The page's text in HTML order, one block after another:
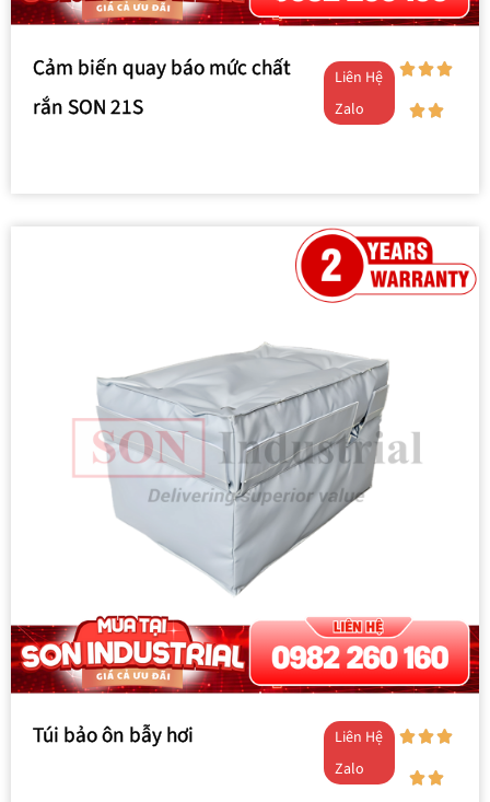
Cảm biến quay báo mức chất
rắn SON 21S
Liên Hệ
Zalo
Túi bảo ôn bẫy hơi
Liên Hệ
Zalo